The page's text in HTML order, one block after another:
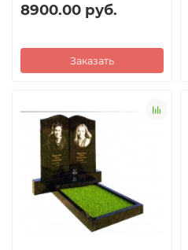
8900.00 руб.
Заказать